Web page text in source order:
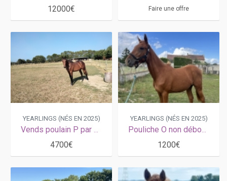
12000€
Faire une offre
YEARLINGS (NÉS EN 2025)
Vends poulain P par Ecu Pierji
4700€
YEARLINGS (NÉS EN 2025)
Pouliche O non débourrée
1200€